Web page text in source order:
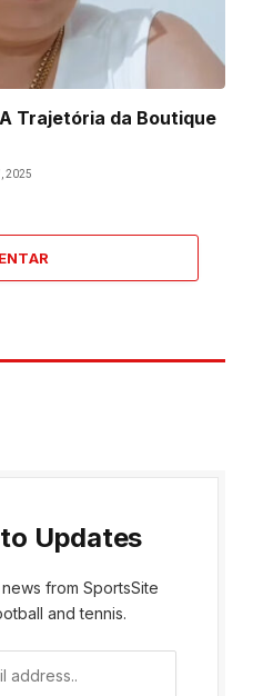
Trajetória da Boutique
2025
Updates
from SportsSite
and tennis.